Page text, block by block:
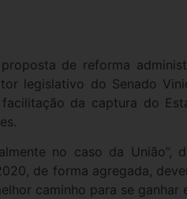
de reforma
legislativo do Senado
da captura do
no caso da União”,
de forma agregada,
caminho para se